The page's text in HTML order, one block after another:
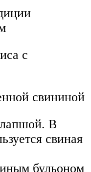
с
свининой
В
свиная
бульоном